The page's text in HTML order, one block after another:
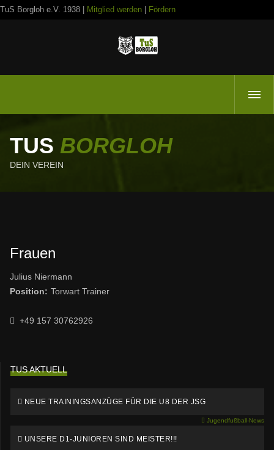
TuS Borgloh e.V. 1938 | Mitglied werden Fördern
TUS BORGLOH
DEIN VEREIN
Frauen
Julius Niermann
Position: Torwart Trainer
+49 157 30762926
TUS AKTUELL
NEUE TRAININGSANZÜGE FÜR DIE U8 DER JSG
Jugendfußball-News
UNSERE D1-JUNIOREN SIND MEISTER!!!